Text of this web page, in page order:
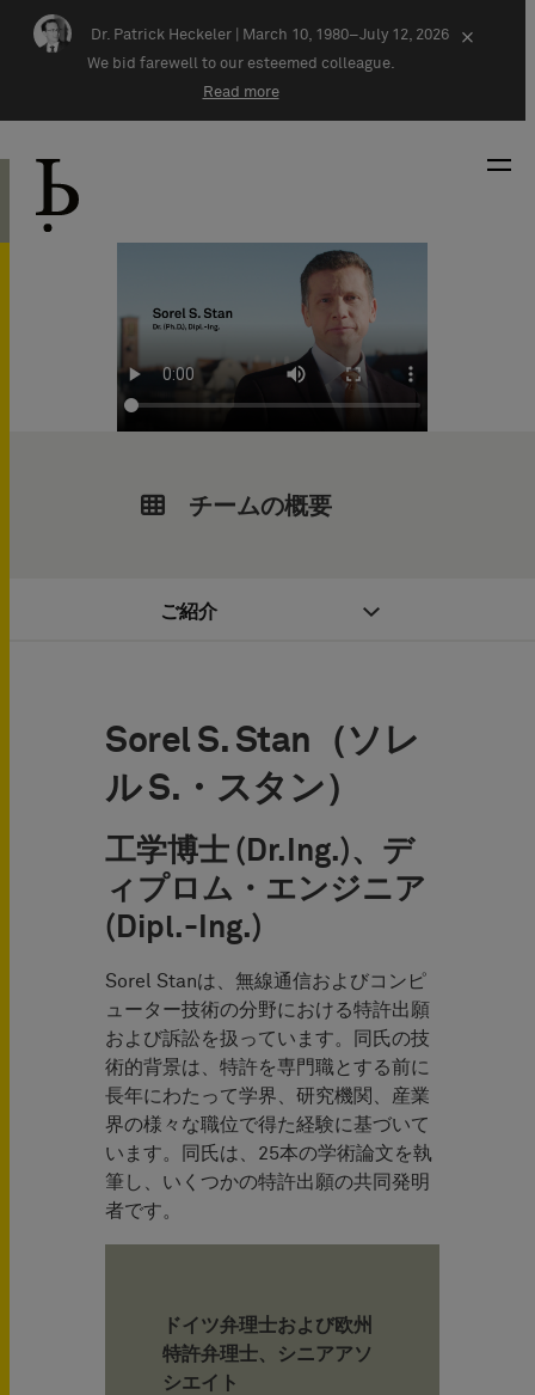
Skip navigation
Dr. Patrick Heckeler |
March 10, 1980–July 12, 2026
We bid farewell to our esteemed colleague.
Read more
×
チームの概要
ご紹介
Sorel S. Stan（ソレ
ル S.・スタン）
工学博士 (Dr.Ing.)、デ
ィプロム・エンジニア
(Dipl.-Ing.)
Sorel Stanは、無線通信およびコンピ
ューター技術の分野における特許出願
および訴訟を扱っています。同氏の技
術的背景は、特許を専門職とする前に
長年にわたって学界、研究機関、産業
界の様々な職位で得た経験に基づいて
います。同氏は、25本の学術論文を執
筆し、いくつかの特許出願の共同発明
者です。
ドイツ弁理士および欧州
特許弁理士、シニアアソ
シエイト